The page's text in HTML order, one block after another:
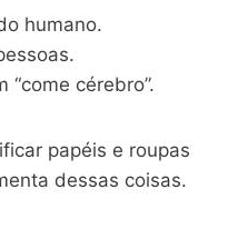
humano.
“come cérebro”.
papéis e roupas
dessas coisas.